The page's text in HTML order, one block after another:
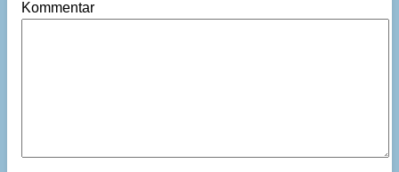
Kommentar